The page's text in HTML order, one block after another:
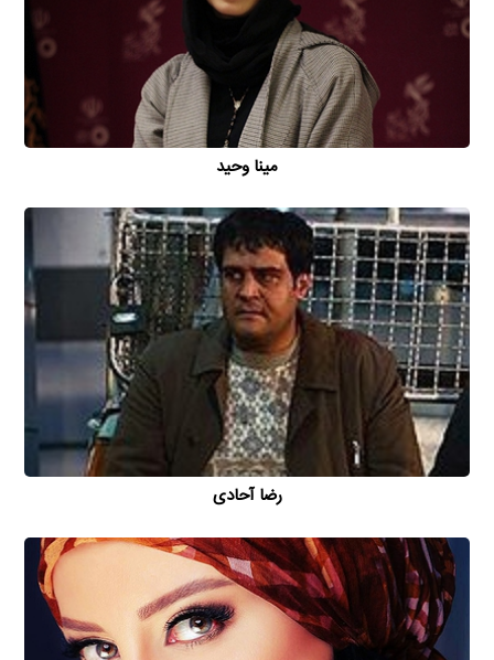
مینا وحید
رضا آحادی